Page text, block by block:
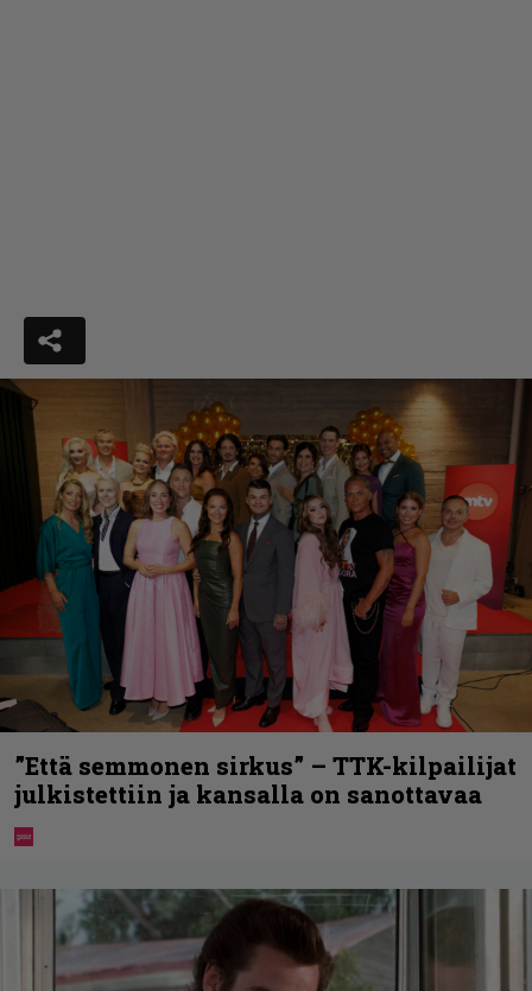
”Että semmonen sirkus” – TTK-kilpailijat
julkistettiin ja kansalla on sanottavaa